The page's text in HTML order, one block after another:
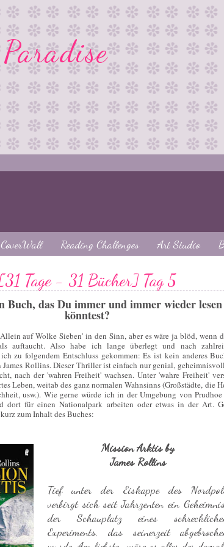
CoverWall Reading Challenges Art Studio
Tage - 31 Bücher] Tag 5
Buch, das Du immer und immer wieder lesen
könntest?
auf Wolke Sieben' in den Sinn, aber es wäre ja blöd, wenn
auftaucht. Also habe ich lange überlegt und nach
zu folgendem Entschluss gekommen: Es ist kein anderes
Rollins. Dieser Thriller ist einfach nur genial,
nach der 'wahren Freiheit' wachsen. Unter 'wahre Freiheit'
Leben, weitab des ganz normalen Wahnsinns (Großstädte, die
usw.). Wie gerne würde ich in der Umgebung von
dort für einen Nationalpark arbeiten oder etwas in der Art.
zum Inhalt des Buches:
Mission Arktis by
James Rollins
Tief unter der Eiskappe des
verbirgt sich seit Jahrzenten ein
der Schauplatz eines
Experiments, das seinerzeit